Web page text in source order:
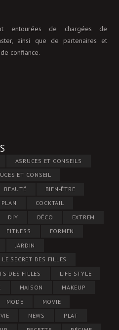
entourées de chargées de
ainsi que de partenaires et
confiance.
ASRUCES ET CONSEILS
ET CONSEIL
BEAUTÉ
BIEN-ÊTRE
COCKTAIL
DIY DÉCO
EXTREM
FITNESS
FORMEN
JARDIN
LE SECRET DES FILLES
DES FILLES
LIFE STYLE
MAISON
MAKEUP
MODE
MOVIE
NEWS
PLAT